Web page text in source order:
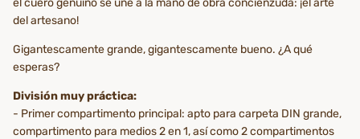
del artesano!
Gigantescamente grande, gigantescamente bueno. ¿A qué
esperas?
División muy práctica:
- Primer compartimento principal: apto para carpeta DIN grande,
compartimento para medios 2 en 1, así como 2 compartimentos